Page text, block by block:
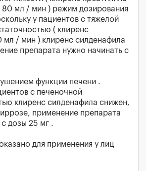
80 мл / мин ) режим дозирования
у пациентов с тяжелой
( клиренс
мл / мин ) клиренс силденафила
препарата нужно начинать с
функции печени .
с печеночной
клиренс силденафила снижен,
применение препарата
дозы 25 мг .
для применения у лиц